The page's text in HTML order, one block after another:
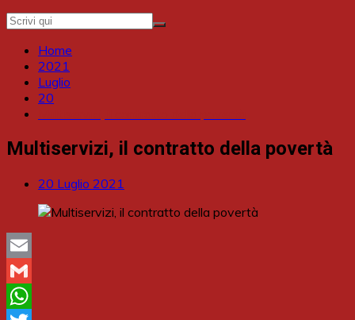
Home
2021
Luglio
20
Multiservizi, il contratto della povertà
20 Luglio 2021
Email
Gmail